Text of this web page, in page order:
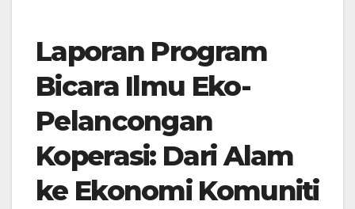
Laporan Program
Bicara Ilmu Eko-
Pelancongan
Koperasi: Dari Alam
ke Ekonomi Komuniti